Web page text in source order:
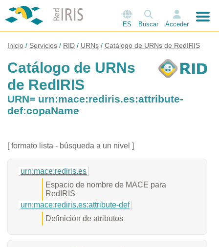
ES Buscar Acceder
Inicio Servicios RID URNs Catálogo de URNs de RedIRIS
Catálogo de URNs
de RedIRIS
URN= urn:mace:rediris.es:attribute-
def:copaName
[ formato lista - búsqueda a un nivel ]
urn:mace:rediris.es
Espacio de nombre de MACE para
RedIRIS
urn:mace:rediris.es:attribute-def
Definición de atributos